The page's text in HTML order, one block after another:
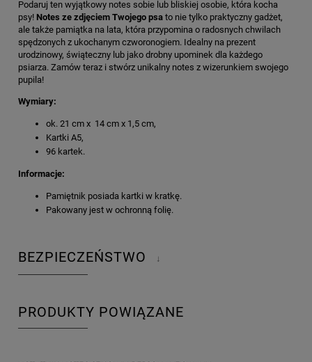
Podaruj ten wyjątkowy notes sobie lub bliskiej osobie, która kocha
psy! Notes ze zdjęciem Twojego psa to nie tylko praktyczny gadżet,
ale także pamiątka na lata, która przypomina o radosnych chwilach
spędzonych z ukochanym czworonogiem. Idealny na prezent
urodzinowy, świąteczny lub jako drobny upominek dla każdego
psiarza. Zamów teraz i stwórz unikalny notes z wizerunkiem swojego
pupila!
Wymiary:
ok. 21 cm x 14 cm x 1,5 cm,
Kartki A5,
96 kartek.
Informacje:
Pamiętnik posiada kartki w kratkę.
Pakowany jest w ochronną folię.
BEZPIECZEŃSTWO ↓
PRODUKTY POWIĄZANE